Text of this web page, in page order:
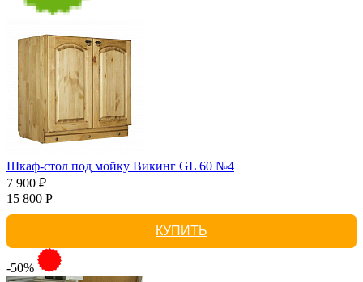
Шкаф-стол под мойку Викинг GL 60 №4
7 900 ₽
15 800 Р
КУПИТЬ
-50%